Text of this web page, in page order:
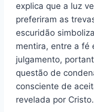
explica que a luz
preferiram as
escuridão
mentira, entre a fé
julgamento,
questão de
consciente de
revelada por Cristo.